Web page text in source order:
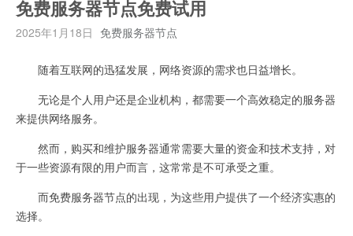
免费服务器节点免费试用
2025年1月18日 免费服务器节点
随着互联网的迅猛发展，网络资源的需求也日益增长。
无论是个人用户还是企业机构，都需要一个高效稳定的服务器
来提供网络服务。
然而，购买和维护服务器通常需要大量的资金和技术支持，对
于一些资源有限的用户而言，这常常是不可承受之重。
而免费服务器节点的出现，为这些用户提供了一个经济实惠的
选择。